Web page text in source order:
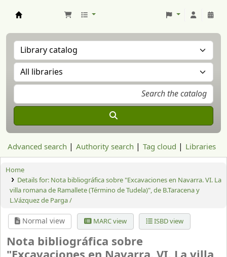
Advanced search Authority search Tag cloud Libraries
Home
Details for: Nota bibliográfica sobre "Excavaciones en Navarra. VI. La
villa romana de Ramallete (Término de Tudela)", de B.Taracena y
L.Vázquez de Parga /
Normal view MARC view ISBD view
Nota bibliográfica sobre